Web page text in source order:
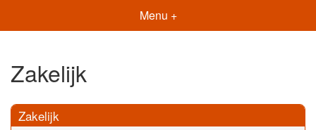
Menu +
Zakelijk
Zakelijk